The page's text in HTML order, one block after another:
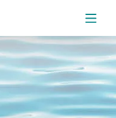
メニ